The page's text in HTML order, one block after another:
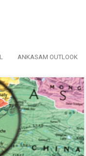
ANKASAM OUTLOOK